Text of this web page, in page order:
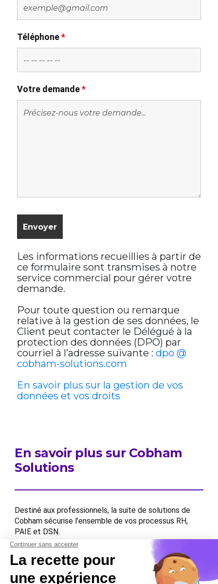
Téléphone*
Votre demande*
Les informations recueillies à partir de
ce formulaire sont transmises à notre
service commercial pour gérer votre
demande.
Pour toute question ou remarque
relative à la gestion de ses données, le
Client peut contacter le Délégué à la
protection des données (DPO) par
courriel à l’adresse suivante : dpo @
cobham-solutions.com
En savoir plus sur la gestion de vos
données et vos droits
En savoir plus sur Cobham
Solutions
Destiné aux professionnels, la suite de solutions de
Cobham sécurise l’ensemble de vos processus RH,
PAIE et DSN.
Contactez-nous